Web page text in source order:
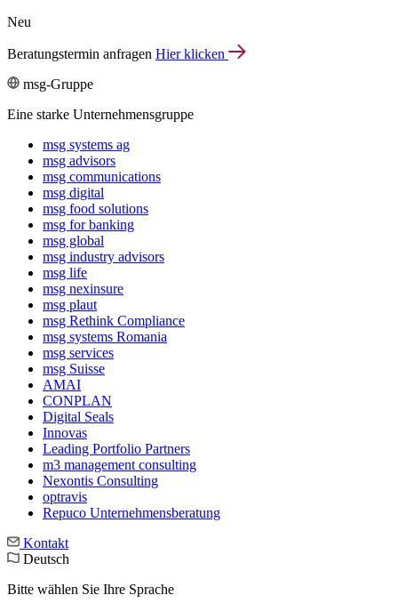
Neu
Beratungstermin anfragen Hier klicken
msg-Gruppe
Eine starke Unternehmensgruppe
msg systems ag
msg advisors
msg commu­ni­ca­tions
msg digital
msg food solutions
msg for banking
msg global
msg industry advisors
msg life
msg nexinsure
msg plaut
msg Rethink Compli­ance
msg systems Romania
msg services
msg Suisse
AMAI
CONPLAN
Digital Seals
Innovas
Leading Port­folio Partners
m3 manage­ment consul­ting
Nexontis Consulting
optravis
Repuco Unternehmensberatung
Kontakt
Deutsch
Bitte wählen Sie Ihre Sprache